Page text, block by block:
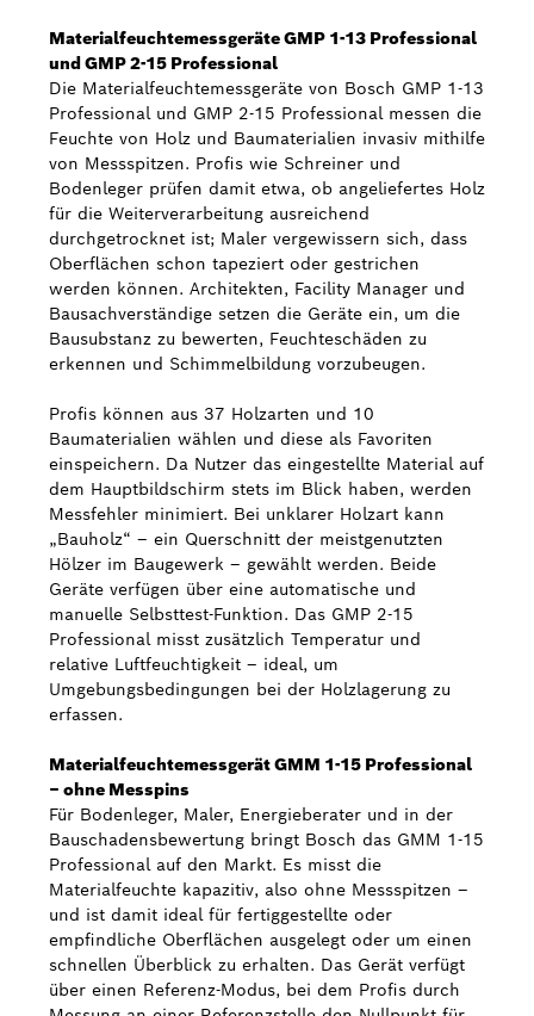
Materialfeuchtemessgeräte GMP 1-13 Professional
und GMP 2-15 Professional
Die Materialfeuchtemessgeräte von Bosch GMP 1-13
Professional und GMP 2-15 Professional messen die
Feuchte von Holz und Baumaterialien invasiv mithilfe
von Messspitzen. Profis wie Schreiner und
Bodenleger prüfen damit etwa, ob angeliefertes Holz
für die Weiterverarbeitung ausreichend
durchgetrocknet ist; Maler vergewissern sich, dass
Oberflächen schon tapeziert oder gestrichen
werden können. Architekten, Facility Manager und
Bausachverständige setzen die Geräte ein, um die
Bausubstanz zu bewerten, Feuchteschäden zu
erkennen und Schimmelbildung vorzubeugen.
Profis können aus 37 Holzarten und 10
Baumaterialien wählen und diese als Favoriten
einspeichern. Da Nutzer das eingestellte Material auf
dem Hauptbildschirm stets im Blick haben, werden
Messfehler minimiert. Bei unklarer Holzart kann
„Bauholz“ – ein Querschnitt der meistgenutzten
Hölzer im Baugewerk – gewählt werden. Beide
Geräte verfügen über eine automatische und
manuelle Selbsttest-Funktion. Das GMP 2-15
Professional misst zusätzlich Temperatur und
relative Luftfeuchtigkeit – ideal, um
Umgebungsbedingungen bei der Holzlagerung zu
erfassen.
Materialfeuchtemessgerät GMM 1-15 Professional
– ohne Messpins
Für Bodenleger, Maler, Energieberater und in der
Bauschadensbewertung bringt Bosch das GMM 1-15
Professional auf den Markt. Es misst die
Materialfeuchte kapazitiv, also ohne Messspitzen –
und ist damit ideal für fertiggestellte oder
empfindliche Oberflächen ausgelegt oder um einen
schnellen Überblick zu erhalten. Das Gerät verfügt
über einen Referenz-Modus, bei dem Profis durch